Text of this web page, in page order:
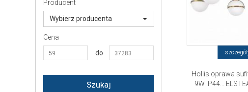
Producent
Wybierz producenta
Cena
do
Hollis oprawa
9W IP44...